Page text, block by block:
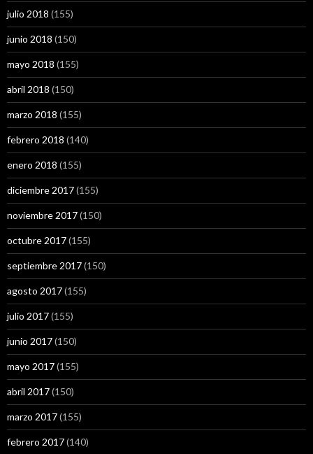
julio 2018 (155)
junio 2018 (150)
mayo 2018 (155)
abril 2018 (150)
marzo 2018 (155)
febrero 2018 (140)
enero 2018 (155)
diciembre 2017(155)
noviembre 2017(150)
octubre 2017(155)
septiembre 2017(150)
agosto 2017(155)
julio 2017(155)
junio 2017(150)
mayo 2017(155)
abril 2017(150)
marzo 2017(155)
febrero 2017(140)